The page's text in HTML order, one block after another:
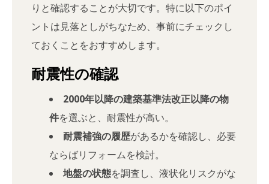
りと確認することが大切です。特に以下のポイ
ントは見落としがちなため、事前にチェックし
ておくことをおすすめします。
耐震性の確認
2000年以降の建築基準法改正以降の物
件を選ぶと、耐震性が高い。
耐震補強の履歴があるかを確認し、必要
ならばリフォームを検討。
地盤の状態を調査し、液状化リスクがな